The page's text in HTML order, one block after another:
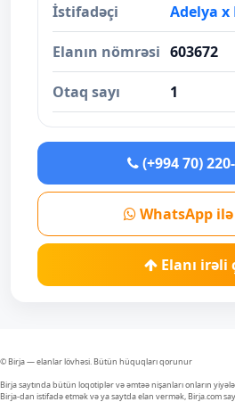
İstifadəçi Adelya x
Elanın nömrəsi 603672
Otaq sayı 1
(+994 70)
WhatsApp ilə
Elanı irəli
© Birja — elanlar lövhəsi. Bütün hüquqları qorunur
Birja saytında bütün loqotiplər və əmtəə nişanları onların
Birja-dan istifadə etmək və ya saytda elan vermək, Birja.com